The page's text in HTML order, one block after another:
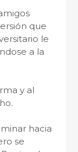
que
le
a la
y al
hacia
se